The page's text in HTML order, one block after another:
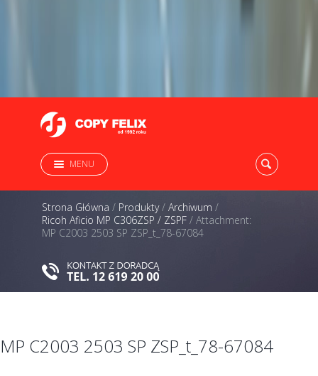
MENU
Strona Główna / Produkty/ Archiwum /
Ricoh Aficio MP C306ZSP / ZSPF / Attachment:
MP C2003 2503 SP ZSP_t_78-67084
MP C2003 2503 SP ZSP_t_78-67084